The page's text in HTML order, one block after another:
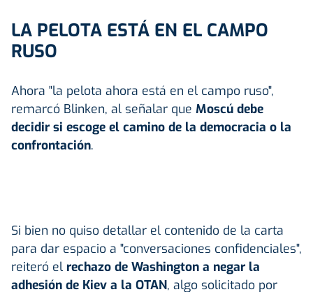
LA PELOTA ESTÁ EN EL CAMPO
RUSO
Ahora "la pelota ahora está en el campo ruso",
remarcó Blinken, al señalar que Moscú debe
decidir si escoge el camino de la democracia o la
confrontación.
Si bien no quiso detallar el contenido de la carta
para dar espacio a "conversaciones confidenciales",
reiteró el rechazo de Washington a negar la
adhesión de Kiev a la OTAN, algo solicitado por